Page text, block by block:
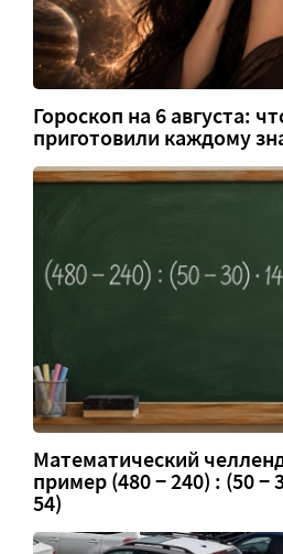
Гороскоп на 6 августа:
приготовили каждому
Математический
пример (480 − 240) : (50 −
54)